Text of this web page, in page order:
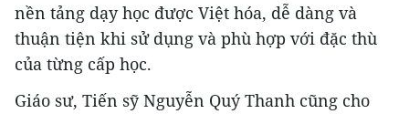
nền tảng dạy học được Việt hóa, dễ dàng và
thuận tiện khi sử dụng và phù hợp với đặc thù
của từng cấp học.
Giáo sư, Tiến sỹ Nguyễn Quý Thanh cũng cho